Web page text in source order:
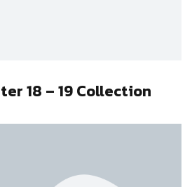
18 – 19 Collection